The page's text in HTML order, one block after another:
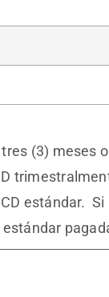
(3) meses
estándar.